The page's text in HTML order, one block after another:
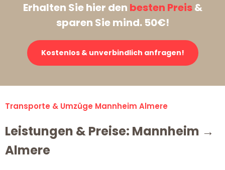
Erhalten Sie hier den besten Preis&
sparen Sie mind. 50€!
Kostenlos & unverbindlich anfragen!
Transporte & Umzüge Mannheim Almere
Leistungen & Preise: Mannheim →
Almere